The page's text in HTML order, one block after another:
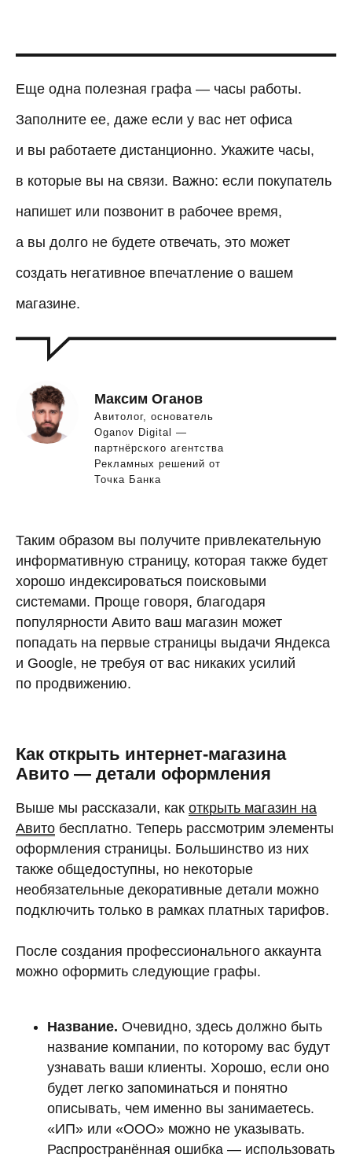
Еще одна полезная графа — часы работы.
Заполните ее, даже если у вас нет офиса
и вы работаете дистанционно. Укажите часы,
в которые вы на связи. Важно: если покупатель
напишет или позвонит в рабочее время,
а вы долго не будете отвечать, это может
создать негативное впечатление о вашем
магазине.
Максим Оганов
Авитолог, основатель
Oganov Digital —
партнёрского агентства
Рекламных решений от
Точка Банка
Таким образом вы получите привлекательную
информативную страницу, которая также будет
хорошо индексироваться поисковыми
системами. Проще говоря, благодаря
популярности Авито ваш магазин может
попадать на первые страницы выдачи Яндекса
и Google, не требуя от вас никаких усилий
по продвижению.
Как открыть интернет-магазина
Авито — детали оформления
Выше мы рассказали, как открыть магазин на
Авито бесплатно. Теперь рассмотрим элементы
оформления страницы. Большинство из них
также общедоступны, но некоторые
необязательные декоративные детали можно
подключить только в рамках платных тарифов.
После создания профессионального аккаунта
можно оформить следующие графы.
Название. Очевидно, здесь должно быть
название компании, по которому вас будут
узнавать ваши клиенты. Хорошо, если оно
будет легко запоминаться и понятно
описывать, чем именно вы занимаетесь.
«ИП» или «ООО» можно не указывать.
Распространённая ошибка — использовать